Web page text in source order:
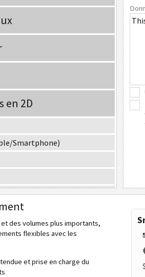
en 2D
Smartphone)
des volumes plus importants,
flexibles avec les
et prise en charge du